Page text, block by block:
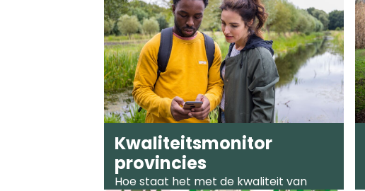
Kwaliteitsmonitor
provincies
Hoe staat het met de kwaliteit van